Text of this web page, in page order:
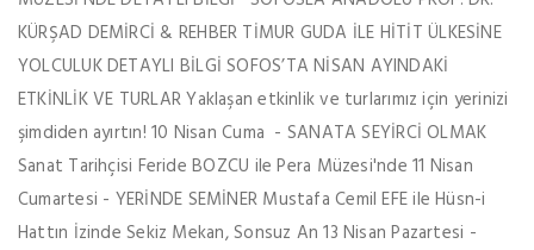
KÜRŞAD DEMİRCİ & REHBER TİMUR GUDA İLE HİTİT ÜLKESİNE
YOLCULUK DETAYLI BİLGİ SOFOS’TA NİSAN AYINDAKİ
ETKİNLİK VE TURLAR Yaklaşan etkinlik ve turlarımız için yerinizi
şimdiden ayırtın! 10 Nisan Cuma - SANATA SEYİRCİ OLMAK
Sanat Tarihçisi Feride BOZCU ile Pera Müzesi'nde 11 Nisan
Cumartesi - YERİNDE SEMİNER Mustafa Cemil EFE ile Hüsn-i
Hattın İzinde Sekiz Mekan, Sonsuz An 13 Nisan Pazartesi -